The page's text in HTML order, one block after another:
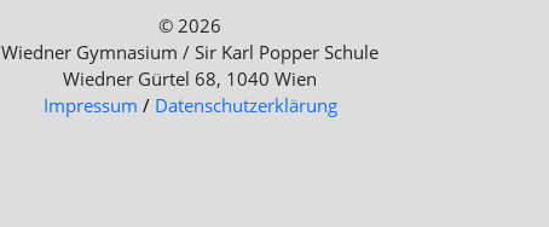
© 2026
Wiedner Gymnasium / Sir Karl Popper Schule
Wiedner Gürtel 68, 1040 Wien
Impressum / Datenschutzerklärung